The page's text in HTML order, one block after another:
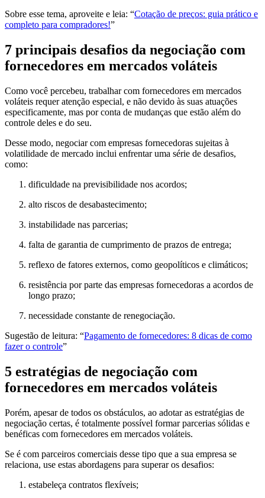
Sobre esse tema, aproveite e leia: “Cotação de preços: guia prático e
completo para compradores!”
7 principais desafios da negociação com
fornecedores em mercados voláteis
Como você percebeu, trabalhar com fornecedores em mercados
voláteis requer atenção especial, e não devido às suas atuações
especificamente, mas por conta de mudanças que estão além do
controle deles e do seu.
Desse modo, negociar com empresas fornecedoras sujeitas à
volatilidade de mercado inclui enfrentar uma série de desafios,
como:
dificuldade na previsibilidade nos acordos;
alto riscos de desabastecimento;
instabilidade nas parcerias;
falta de garantia de cumprimento de prazos de entrega;
reflexo de fatores externos, como geopolíticos e climáticos;
resistência por parte das empresas fornecedoras a acordos de
longo prazo;
necessidade constante de renegociação.
Sugestão de leitura: “Pagamento de fornecedores: 8 dicas de como
fazer o controle”
5 estratégias de negociação com
fornecedores em mercados voláteis
Porém, apesar de todos os obstáculos, ao adotar as estratégias de
negociação certas, é totalmente possível formar parcerias sólidas e
benéficas com fornecedores em mercados voláteis.
Se é com parceiros comerciais desse tipo que a sua empresa se
relaciona, use estas abordagens para superar os desafios:
estabeleça contratos flexíveis;